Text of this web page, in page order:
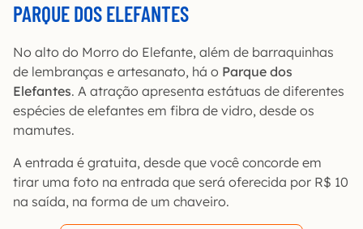
PARQUE DOS ELEFANTES
No alto do Morro do Elefante, além de barraquinhas
de lembranças e artesanato, há o Parque dos
Elefantes. A atração apresenta estátuas de diferentes
espécies de elefantes em fibra de vidro, desde os
mamutes.
A entrada é gratuita, desde que você concorde em
tirar uma foto na entrada que será oferecida por R$ 10
na saída, na forma de um chaveiro.